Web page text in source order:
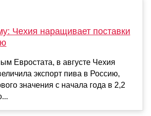
Чехия наращивает поставки
Евростата, в августе Чехия
экспорт пива в Россию,
значения с начала года в 2,2